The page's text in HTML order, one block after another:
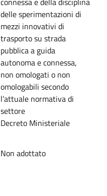
delle sperimentazioni di
mezzi innovativi di
trasporto su strada
pubblica a guida
autonoma e connessa,
non omologati o non
omologabili secondo
l’attuale normativa di
settore
Decreto Ministeriale
Non adottato